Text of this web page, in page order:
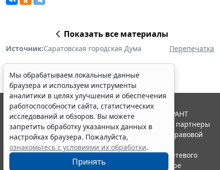
Показать все материалы
Источник:Саратовская городская Дума Перепечатка
Мы обрабатываем локальные данные
браузера и используем инструменты
аналитики в целях улучшения и обеспечения
работоспособности сайта, статистических
исследований и обзоров. Вы можете
запретить обработку указанных данных в
настройках браузера. Пожалуйста,
ознакомьтесь с условиями их обработки.
Принять
© ООО "НПП "ГАРАНТ-СЕРВИС", 2026. Система ГАРАНТ
выпускается с 1990 года. Компания "Гарант" и ее партнеры
являются участниками Российской ассоциации правовой
информации ГАРАНТ.
Портал ГАРАНТ.РУ зарегистрирован в качестве сетевого
издания Федеральной службой по надзору в сфере